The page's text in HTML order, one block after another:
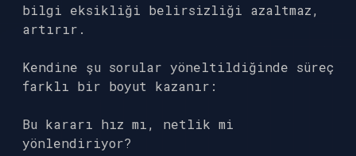
bilgi eksikliği belirsizliği azaltmaz,
artırır.
Kendine şu sorular yöneltildiğinde süreç
farklı bir boyut kazanır:
Bu kararı hız mı, netlik mi
yönlendiriyor?